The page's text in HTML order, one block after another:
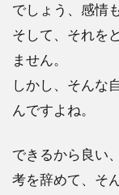
でしょう、感情
そして、それを
ません。
しかし、そんな
んですよね。
できるから良い
考を辞めて、そ